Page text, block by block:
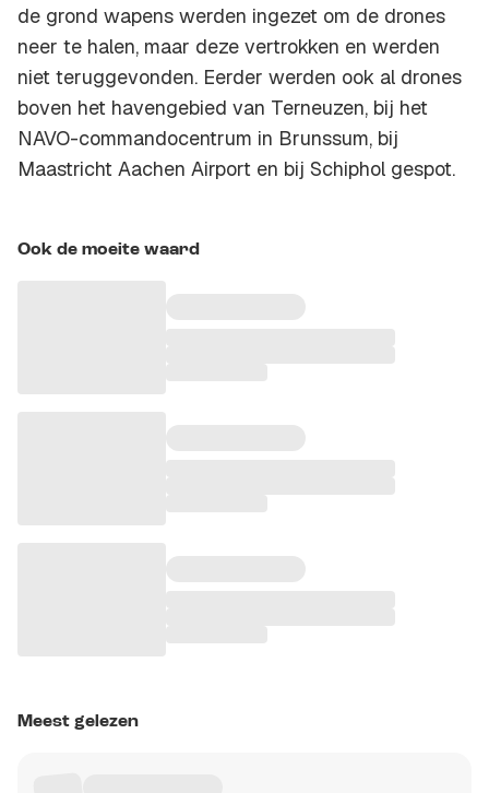
de grond wapens werden ingezet om de drones
neer te halen, maar deze vertrokken en werden
niet teruggevonden. Eerder werden ook al drones
boven het havengebied van Terneuzen, bij het
NAVO-commandocentrum in Brunssum, bij
Maastricht Aachen Airport en bij Schiphol gespot.
Ook de moeite waard
Meest gelezen